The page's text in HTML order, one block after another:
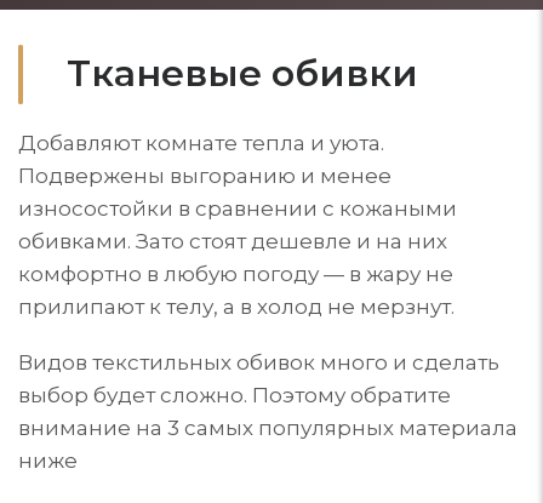
Тканевые обивки
Добавляют комнате тепла и уюта.
Подвержены выгоранию и менее
износостойки в сравнении с кожаными
обивками. Зато стоят дешевле и на них
комфортно в любую погоду — в жару не
прилипают к телу, а в холод не мерзнут.
Видов текстильных обивок много и сделать
выбор будет сложно. Поэтому обратите
внимание на 3 самых популярных материала
ниже